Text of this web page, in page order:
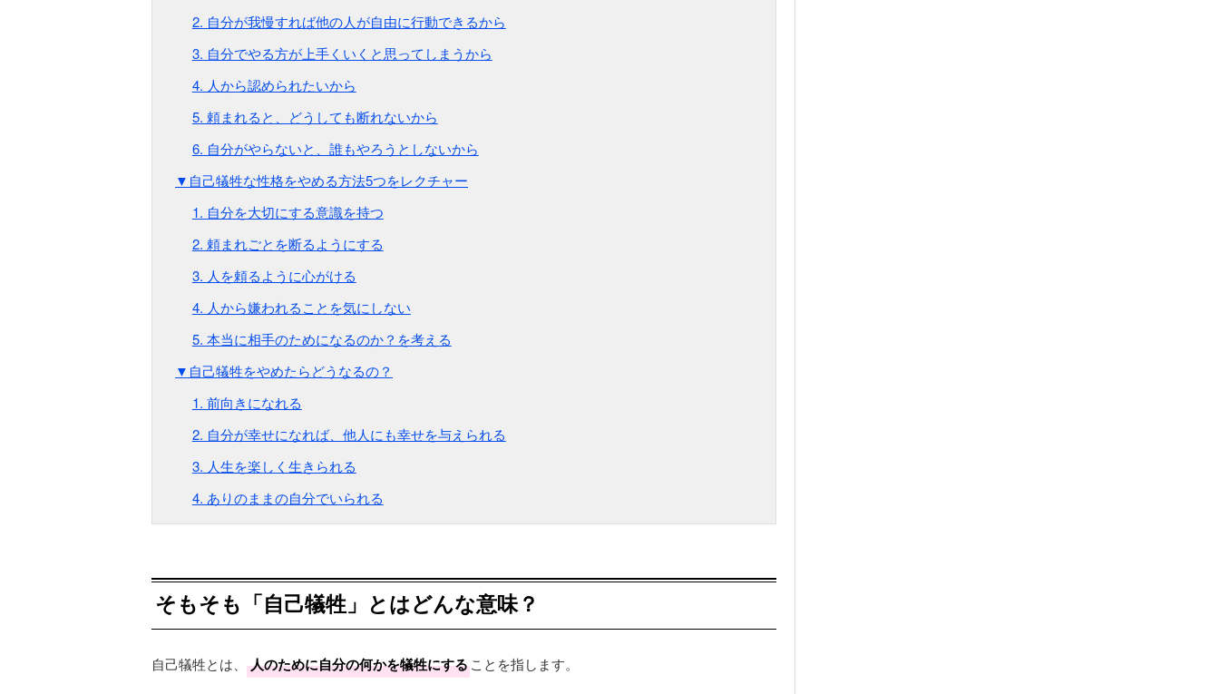
2. 自分が我慢すれば他の人が自由に行動できるから
3. 自分でやる方が上手くいくと思ってしまうから
4. 人から認められたいから
5. 頼まれると、どうしても断れないから
6. 自分がやらないと、誰もやろうとしないから
▼自己犠牲な性格をやめる方法5つをレクチャー
1. 自分を大切にする意識を持つ
2. 頼まれごとを断るようにする
3. 人を頼るように心がける
4. 人から嫌われることを気にしない
5. 本当に相手のためになるのか？を考える
▼自己犠牲をやめたらどうなるの？
1. 前向きになれる
2. 自分が幸せになれば、他人にも幸せを与えられる
3. 人生を楽しく生きられる
4. ありのままの自分でいられる
そもそも「自己犠牲」とはどんな意味？
自己犠牲とは、 人のために自分の何かを犠牲にすることを指します。